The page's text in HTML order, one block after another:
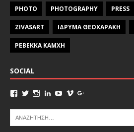
PHOTO PHOTOGRAPHY PRESS
ZIVASART ΙΔΡΥΜΑ ΘΕΟΧΑΡΑΚΗ
ΡΕΒΕΚΚΑ ΚΑΜΧΗ
SOCIAL